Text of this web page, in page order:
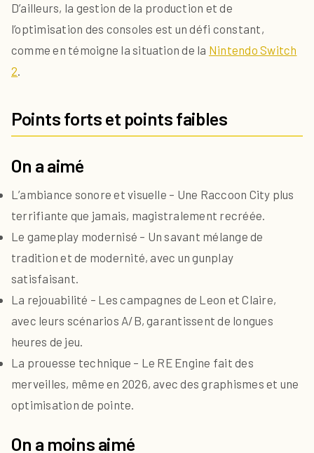
D’ailleurs, la gestion de la production et de
l’optimisation des consoles est un défi constant,
comme en témoigne la situation de la Nintendo Switch
2.
Points forts et points faibles
On a aimé
L’ambiance sonore et visuelle – Une Raccoon City plus
terrifiante que jamais, magistralement recréée.
Le gameplay modernisé – Un savant mélange de
tradition et de modernité, avec un gunplay
satisfaisant.
La rejouabilité – Les campagnes de Leon et Claire,
avec leurs scénarios A/B, garantissent de longues
heures de jeu.
La prouesse technique – Le RE Engine fait des
merveilles, même en 2026, avec des graphismes et une
optimisation de pointe.
On a moins aimé